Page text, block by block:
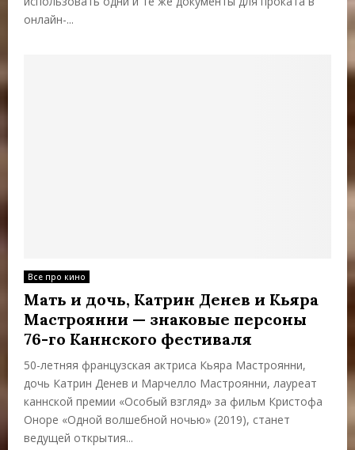
онлайн-...
Все про кино
Мать и дочь, Катрин Денев и Кьяра
Мастроянни — знаковые персоны
76-го Каннского фестиваля
50-летняя французская актриса Кьяра Мастроянни,
дочь Катрин Денев и Марчелло Мастроянни, лауреат
каннской премии «Особый взгляд» за фильм Кристофа
Оноре «Одной волшебной ночью» (2019), станет
ведущей открытия...